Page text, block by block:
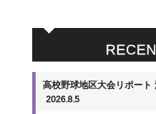
高校野球地区大会リポート
2026.8.5